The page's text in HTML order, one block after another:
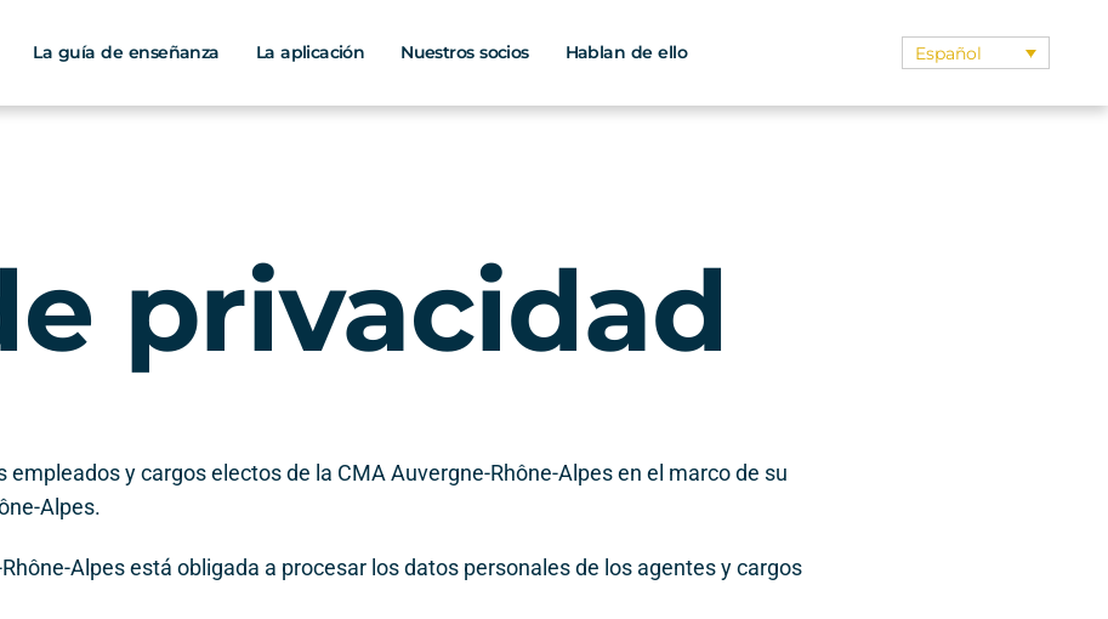
La guía de enseñanza La aplicación Nuestros socios Hablan de ello Español
privacidad
y cargos electos de la CMA Auvergne-Rhône-Alpes en el marco de su
Alpes.
Alpes está obligada a procesar los datos personales de los agentes y cargos